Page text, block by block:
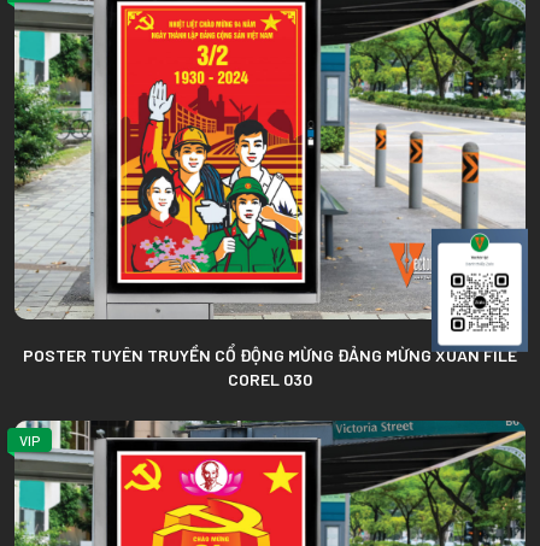
POSTER TUYÊN TRUYỀN CỔ ĐỘNG MỪNG ĐẢNG MỪNG XUÂN FILE
COREL 030
VIP